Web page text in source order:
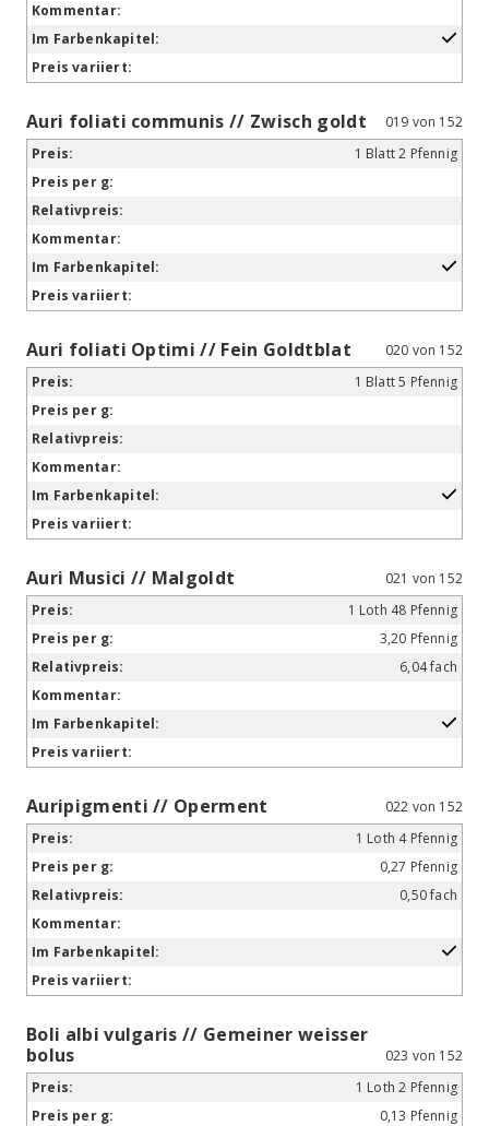
Auri foliati communis // Zwisch goldt
019 von 152
1 Blatt 2 Pfennig
Auri foliati Optimi // Fein Goldtblat
020 von 152
1 Blatt 5 Pfennig
Auri Musici // Malgoldt
021 von 152
1 Loth 48 Pfennig
3,20 Pfennig
6,04 fach
Auripigmenti // Operment
022 von 152
1 Loth 4 Pfennig
0,27 Pfennig
0,50 fach
Boli albi vulgaris // Gemeiner weisser
bolus
023 von 152
1 Loth 2 Pfennig
0,13 Pfennig